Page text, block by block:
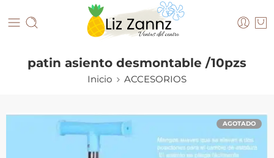
patin asiento desmontable /10pzs
Inicio ACCESORIOS
AGOTADO